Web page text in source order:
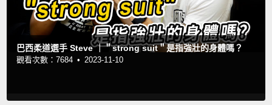
巴西柔道選手 Steve ｜＂strong suit＂是指強壯的身體嗎？
觀看次數：7684 •2023-11-10